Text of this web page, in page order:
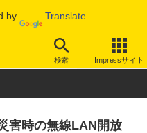
by Translate
検索 Impressサイト
その他
害時の無線LAN開放